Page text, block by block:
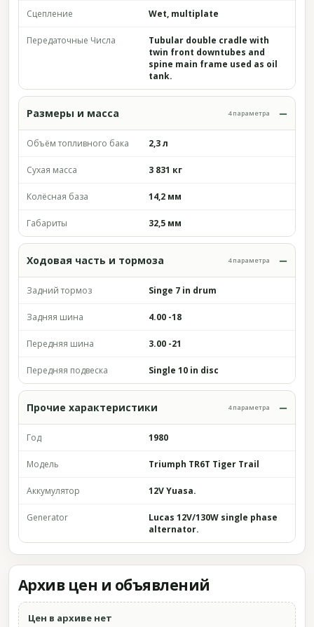
Сцепление Wet, multiplate
Передаточные Числа
Tubular double cradle with
twin front downtubes and
spine main frame used as oil
tank.
Размеры и масса 4 параметра
Объём топливного бака 2,3 л
Сухая масса 3 831 кг
Колёсная база 14,2 мм
Габариты 32,5 мм
Ходовая часть и тормоза 4 параметра
Задний тормоз Singe 7 in drum
Задняя шина 4.00 -18
Передняя шина 3.00 -21
Передняя подвеска Single 10 in disc
Прочие характеристики 4 параметра
Год 1980
Модель Triumph TR6T Tiger Trail
Аккумулятор 12V Yuasa.
Generator
Lucas 12V/130W single phase
alternator.
Архив цен и объявлений
Цен в архиве нет